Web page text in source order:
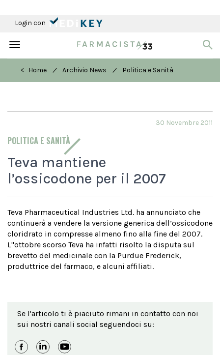
Login con
Toggle
< Home
/ Archivio News / Politica e Sanità
POLITICA E SANITÀ
30 Novembre 2011
Teva mantiene
l’ossicodone per il 2007
Teva Pharmaceutical Industries Ltd. ha annunciato che
continuerà a vendere la versione generica dell’ossicodone
cloridrato in compresse almeno fino alla fine del 2007.
L''ottobre scorso Teva ha infatti risolto la disputa sul
brevetto del medicinale con la Purdue Frederick,
produttrice del farmaco, e alcuni affiliati.
Se l'articolo ti è piaciuto rimani in contatto con noi
sui nostri canali social seguendoci su: